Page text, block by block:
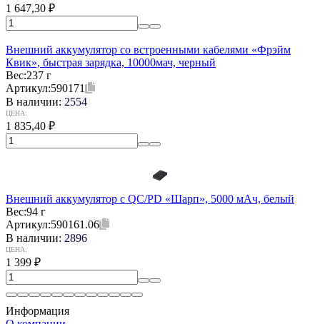
1 647,30 ₽
Внешний аккумулятор со встроенными кабелями «Фрэйм
Квик», быстрая зарядка, 10000мач, черный
Вес:237 г
Артикул:590171
В наличии: 2554
ЦЕНА:
1 835,40 ₽
Внешний аккумулятор с QC/PD «Шарп», 5000 мАч, белый
Вес:94 г
Артикул:590161.06
В наличии: 2896
ЦЕНА:
1 399 ₽
Информация